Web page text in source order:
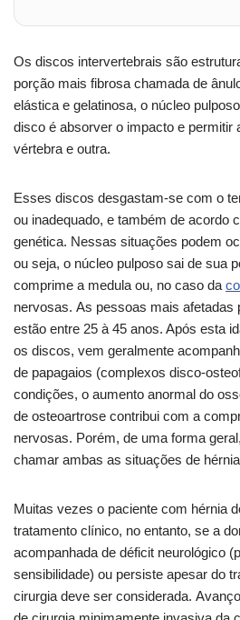
Os discos intervertebrais são
porção mais fibrosa chamada de
elástica e gelatinosa, o núcleo
disco é absorver o impacto e permitir
vértebra e outra.
Esses discos desgastam-se com o
ou inadequado, e também de acordo
genética. Nessas situações podem
ou seja, o núcleo pulposo sai de sua
comprime a medula ou, no caso da
nervosas. As pessoas mais afetadas
estão entre 25 à 45 anos. Após esta
os discos, vem geralmente
de papagaios (complexos disco-
condições, o aumento anormal do
de osteoartrose contribui com a
nervosas. Porém, de uma forma
chamar ambas as situações de
Muitas vezes o paciente com hérnia
tratamento clínico, no entanto, se a
acompanhada de déficit neurológico
sensibilidade) ou persiste apesar do
cirurgia deve ser considerada.